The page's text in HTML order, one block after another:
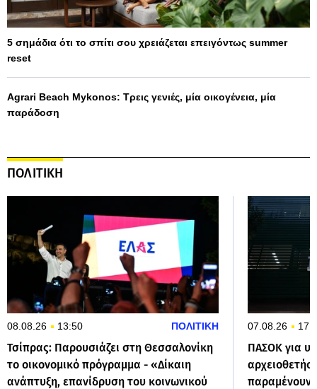
5 σημάδια ότι το σπίτι σου χρειάζεται επειγόντως summer
reset
Agrari Beach Mykonos: Τρεις γενιές, μία οικογένεια, μία
παράδοση
ΠΟΛΙΤΙΚΗ
08.08.26 13:50 ΠΟΛΙΤΙΚΗ
Τσίπρας: Παρουσιάζει στη Θεσσαλονίκη
το οικονομικό πρόγραμμα - «Δίκαιη
ανάπτυξη, επανίδρυση του κοινωνικού
07.08.26
ΠΑΣΟΚ για
παραμένουν